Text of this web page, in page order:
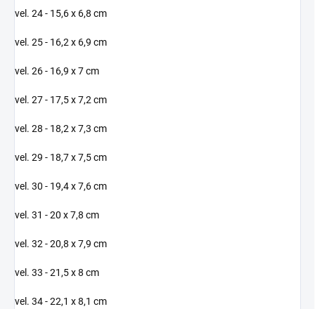
vel. 24 - 15,6 x 6,8 cm
vel. 25 - 16,2 x 6,9 cm
vel. 26 - 16,9 x 7 cm
vel. 27 - 17,5 x 7,2 cm
vel. 28 - 18,2 x 7,3 cm
vel. 29 - 18,7 x 7,5 cm
vel. 30 - 19,4 x 7,6 cm
vel. 31 - 20 x 7,8 cm
vel. 32 - 20,8 x 7,9 cm
vel. 33 - 21,5 x 8 cm
vel. 34 - 22,1 x 8,1 cm